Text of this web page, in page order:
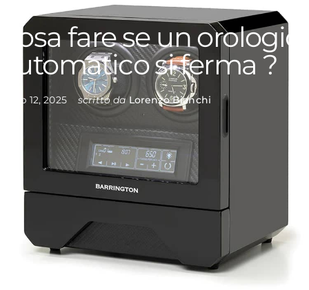
Cosafareseunorologio
automaticosiferma ?
feb 12, 2025 scritto daLorenzo Bianchi